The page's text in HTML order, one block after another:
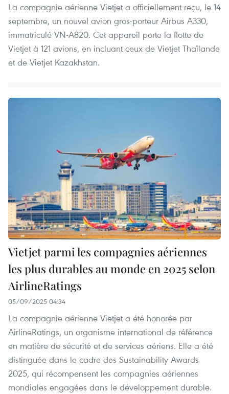
La compagnie aérienne Vietjet a officiellement reçu, le 14
septembre, un nouvel avion gros-porteur Airbus A330,
immatriculé VN-A820. Cet appareil porte la flotte de
Vietjet à 121 avions, en incluant ceux de Vietjet Thaïlande
et de Vietjet Kazakhstan.
Vietjet parmi les compagnies aériennes
les plus durables au monde en 2025 selon
AirlineRatings
05/09/2025 04:34
La compagnie aérienne Vietjet a été honorée par
AirlineRatings, un organisme international de référence
en matière de sécurité et de services aériens. Elle a été
distinguée dans le cadre des Sustainability Awards
2025, qui récompensent les compagnies aériennes
mondiales engagées dans le développement durable.